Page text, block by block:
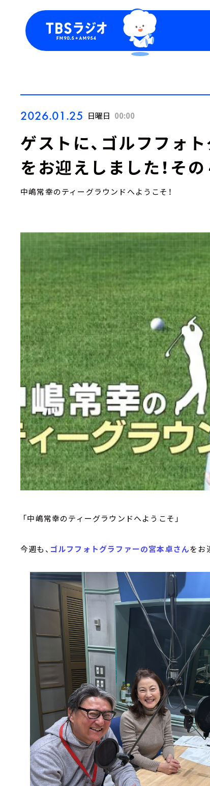
2026.01.25 日曜日 00:00
ゲストに、ゴルフフォ
をお迎えしました！その
中嶋常幸のティーグラウンドへようこそ！
「中嶋常幸のティーグラウンドへようこそ」
今週も、 ゴルフフォトグラファーの宮本卓さんをお